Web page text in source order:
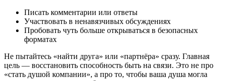
Писать комментарии или ответы
Участвовать в ненавязчивых обсуждениях
Пробовать чуть больше открываться в безопасных
форматах
Не пытайтесь «найти друга» или «партнёра» сразу. Главная
цель — восстановить способность быть на связи. Это не про
«стать душой компании», а про то, чтобы ваша душа могла